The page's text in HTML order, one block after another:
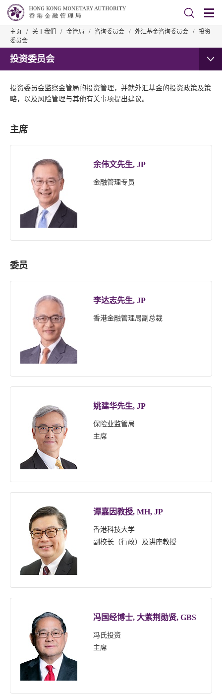
主页 / 关于我们 / 金管局 / 咨询委员会 / 外汇基金咨询委员会 /
投资
委员会
投资委员会
投资委员会监察金管局的投资管理，并就外汇基金的投资政策及策
略，以及风险管理与其他有关事项提出建议。
主席
余伟文先生, JP
金融管理专员
委员
李达志先生, JP
香港金融管理局副总裁
姚建华先生, JP
保险业监管局
主席
谭嘉因教授, MH, JP
香港科技大学
副校长（行政）及讲座教授
冯国经博士, 大紫荆勋贤, GBS
冯氏投资
主席